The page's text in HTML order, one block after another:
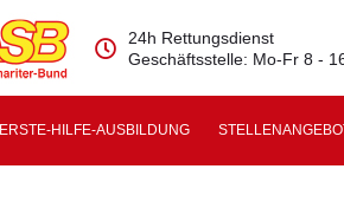
24h Rettungsdienst
Geschäftsstelle: Mo-Fr 8 -
ERSTE-HILFE-AUSBILDUNG